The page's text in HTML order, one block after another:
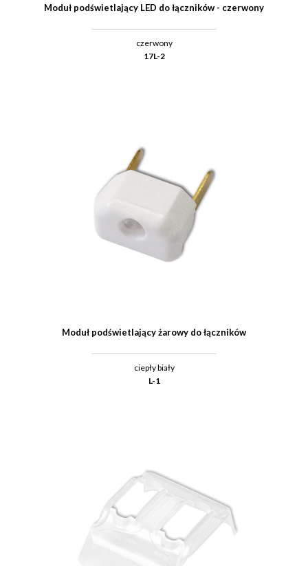
Moduł podświetlający LED do łączników - czerwony
czerwony
17L-2
Moduł podświetlający żarowy do łączników
ciepły biały
L-1